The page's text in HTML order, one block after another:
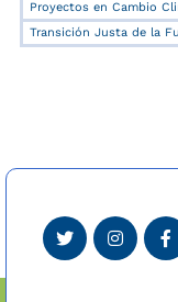
Proyectos en Cambio
Transición Justa de la